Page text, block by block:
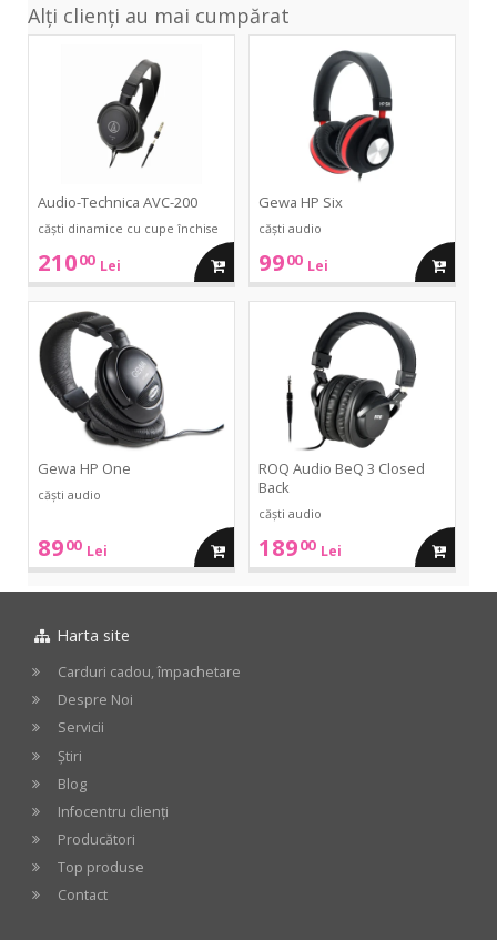
Alți clienți au mai cumpărat
Audio-Technica AVC-200
căști dinamice cu cupe închise
21000 Lei adauga
Gewa HP Six
căști audio
9900 Lei adauga
One
Gewa HP One
căști audio
8900 Lei adauga
in
ROQ Audio BeQ 3 Closed
Back
căști audio
18900 Lei adauga
in
Harta site
Carduri cadou, împachetare
Despre Noi
Servicii
Știri
Blog
Infocentru clienți
Producători
Top produse
Contact